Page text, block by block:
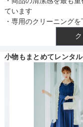
骨格タイプ
ています
・専用のクリーニング
小物もまとめてレンタ